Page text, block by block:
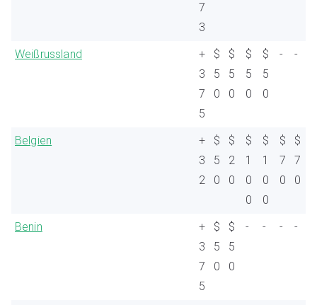
7
3
Weißrussland
+
3
7
5
$
5
0
$
5
0
$
5
0
$
5
0
- -
Belgien
+
3
2
$
5
0
$
2
0
$
1
0
0
$
1
0
0
$
7
0
$
7
0
Benin
+
3
7
5
$
5
0
$
5
0
- - - -